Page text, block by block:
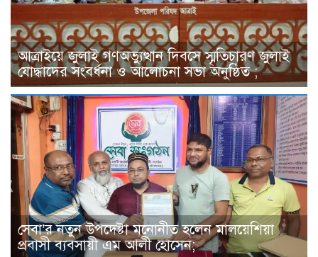
আত্রাইয়ে জুলাই গণঅভ্যুত্থান দিবসে স্মৃতিচারণ জুলাই
যোদ্ধাদের সংবর্ধনা ও আলোচনা সভা অনুষ্ঠিত ;
সেবা’র নতুন উপদেষ্টা মনোনীত হলেন মালয়েশিয়া
প্রবাসী ব্যবসায়ী এম আলী হোসেন;